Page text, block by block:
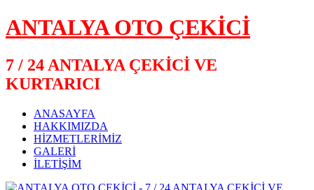
ANTALYA OTO ÇEKİCİ
7 / 24 ANTALYA ÇEKİCİ VE
KURTARICI
ANASAYFA
HAKKIMIZDA
HİZMETLERİMİZ
GALERİ
İLETİŞİM